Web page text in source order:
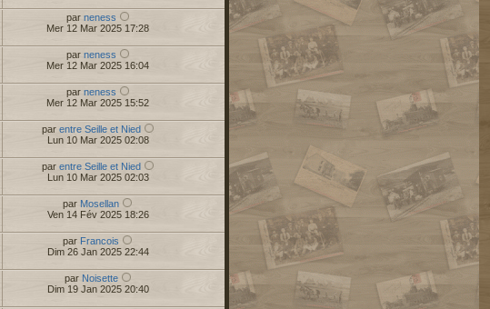
par neness
Mer 12 Mar 2025 17:28
par neness
Mer 12 Mar 2025 16:04
par neness
Mer 12 Mar 2025 15:52
par entre Seille et Nied
Lun 10 Mar 2025 02:08
par entre Seille et Nied
Lun 10 Mar 2025 02:03
par Mosellan
Ven 14 Fév 2025 18:26
par Francois
Dim 26 Jan 2025 22:44
par Noisette
Dim 19 Jan 2025 20:40